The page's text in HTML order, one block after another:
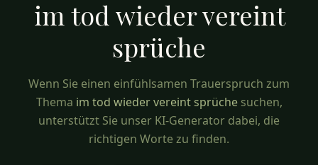
im tod wieder vereint
sprüche
Wenn Sie einen einfühlsamen Trauerspruch zum
Thema im tod wieder vereint sprüchesuchen,
unterstützt Sie unser KI-Generator dabei, die
richtigen Worte zu finden.